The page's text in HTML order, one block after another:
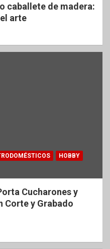
caballete de madera:
arte
HOBBY
Cucharones y
Corte y Grabado